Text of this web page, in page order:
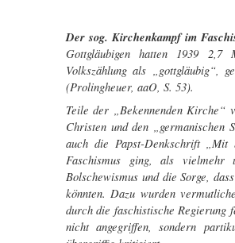
Der sog. Kirchenkampf im
Gottgläubigen hatten 1939
Volkszählung als „gottgläubig“,
(Prolingheuer, aaO, S. 53).
Teile der „Bekennenden Kirche“
Christen und den „germanischen
auch die Papst-Denkschrift
Faschismus ging, als vielmehr
Bolschewismus und die Sorge,
könnten. Dazu wurden
durch die faschistische Regierung
nicht angegriffen, sondern